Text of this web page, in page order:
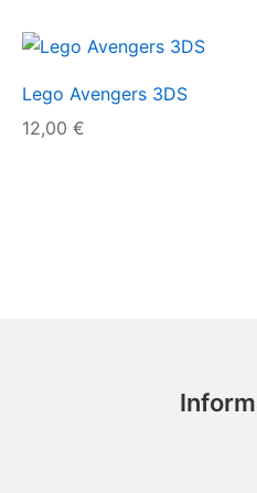
Lego Avengers 3DS
12,00 €